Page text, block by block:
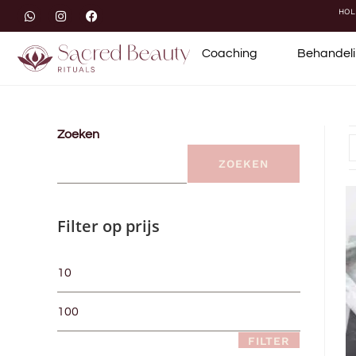
Coaching
Zoeken
ZOEKEN
Filter op prijs
FILTER